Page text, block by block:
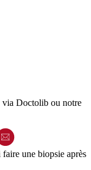
via Doctolib ou notre
une biopsie après